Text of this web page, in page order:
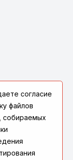
согласие
файлов
собираемых